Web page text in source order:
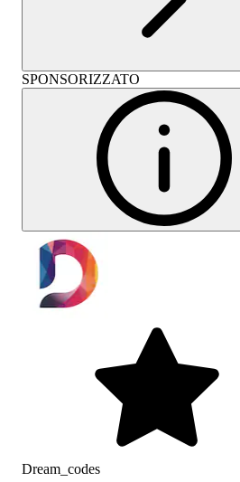
SPONSORIZZATO
Dream_codes